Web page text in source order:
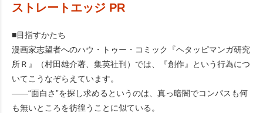
ストレートエッジ PR
■目指すかたち
漫画家志望者へのハウ・トゥー・コミック『ヘタッピマンガ研究
所Ｒ』（村田雄介著、集英社刊）では、『創作』という行為につ
いてこうなぞらえています。
――“面白さ”を探し求めるというのは、真っ暗闇でコンパスも何
も無いところを彷徨うことに似ている。